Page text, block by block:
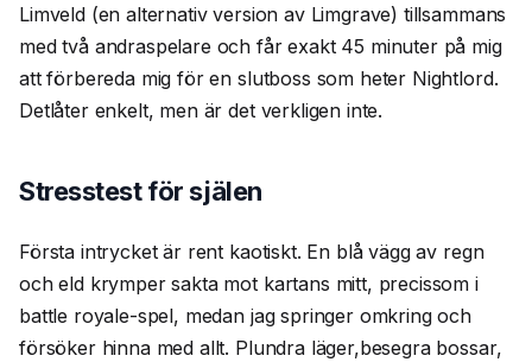
Limveld (en alternativ version av Limgrave) tillsammans
med två andraspelare och får exakt 45 minuter på mig
att förbereda mig för en slutboss som heter Nightlord.
Detlåter enkelt, men är det verkligen inte.
Stresstest för själen
Första intrycket är rent kaotiskt. En blå vägg av regn
och eld krymper sakta mot kartans mitt, precissom i
battle royale-spel, medan jag springer omkring och
försöker hinna med allt. Plundra läger,besegra bossar,